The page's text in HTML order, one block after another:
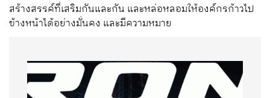
สร้างสรรค์ที่เสริมกันและกัน และหล่อหลอมให้องค์กรก้าวไป
ข้างหน้าได้อย่างมั่นคง และมีความหมาย